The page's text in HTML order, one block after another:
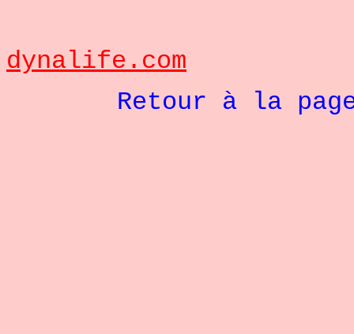
dynalife.com
Retour à la